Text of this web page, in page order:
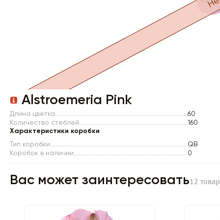
Item 1 of 1
Alstroemeria Pink
Длина цветка
60
Количество стеблей
160
Характеристики коробки
Тип коробки
QB
Коробок в наличии
0
Вас может заинтересовать12